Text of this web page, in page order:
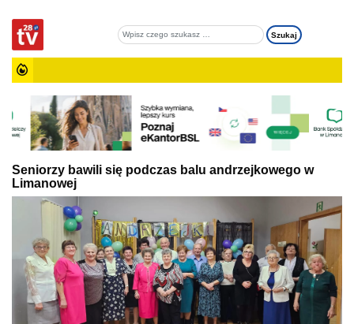
Seniorzy bawili się podczas balu andrzejkowego w
Limanowej